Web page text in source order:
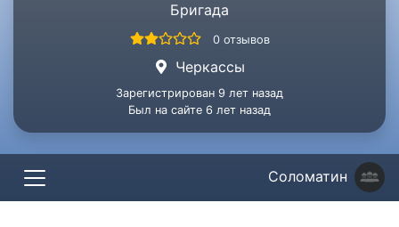
Бригада
0 отзывов
Черкассы
Зарегистрирован 9 лет назад
Был на сайте 6 лет назад
Соломатин